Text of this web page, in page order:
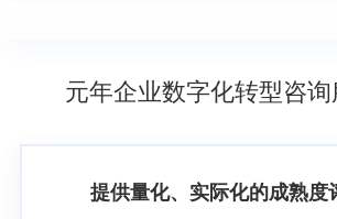
元年企业数字化转型咨
提供量化、实际化的成熟度